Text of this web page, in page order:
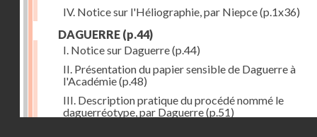
IV. Notice sur l'Héliographie, par Niepce(p.1x36)
DAGUERRE (p.44)
I. Notice sur Daguerre(p.44)
II. Présentation du papier sensible de Daguerre à
l'Académie(p.48)
III. Description pratique du procédé nommé le
daguerréotype, par Daguerre(p.51)